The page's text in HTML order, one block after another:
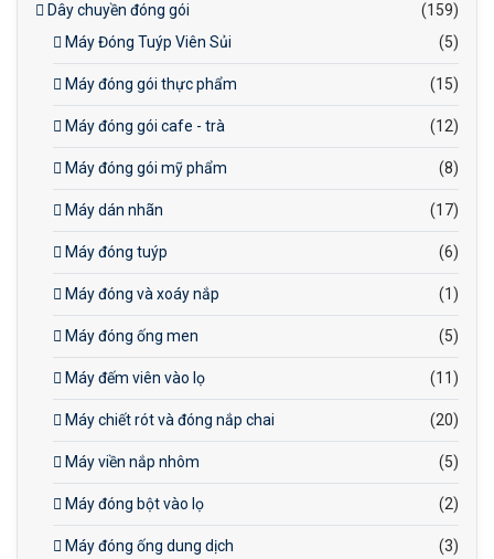
Dây chuyền đóng gói
(159)
Máy Đóng Tuýp Viên Sủi
(5)
Máy đóng gói thực phẩm (15)
Máy đóng gói cafe - trà (12)
Máy đóng gói mỹ phẩm (8)
Máy dán nhãn (17)
Máy đóng tuýp (6)
Máy đóng và xoáy nắp (1)
Máy đóng ống men (5)
Máy đếm viên vào lọ (11)
Máy chiết rót và đóng nắp chai (20)
Máy viền nắp nhôm (5)
Máy đóng bột vào lọ (2)
Máy đóng ống dung dịch (3)